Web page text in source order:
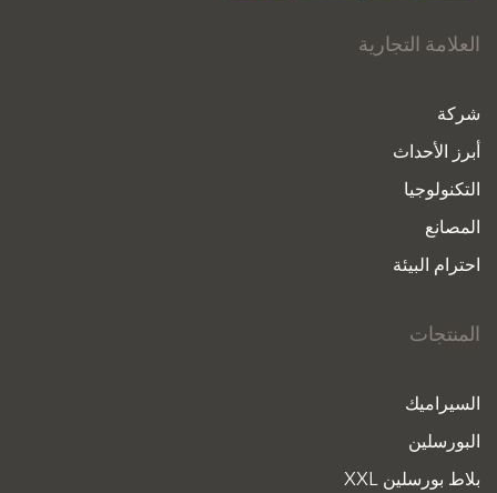
العلامة التجارية
شركة
أبرز الأحداث
التكنولوجيا
المصانع
احترام البيئة
المنتجات
السيراميك
البورسلين
بلاط بورسلين XXL